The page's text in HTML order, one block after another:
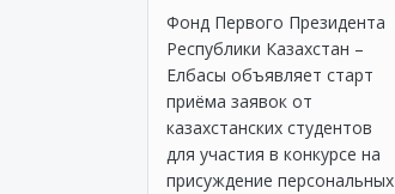
Фонд Первого Президента
Республики Казахстан –
Елбасы объявляет старт
приёма заявок от
казахстанских студентов
для участия в конкурсе на
присуждение персональных